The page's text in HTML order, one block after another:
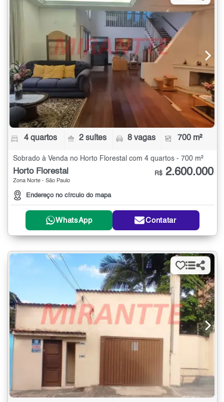
4 quartos 2 suítes 8 vagas 700 m²
Sobrado à Venda no Horto Florestal com 4 quartos - 700 m²
Horto Florestal
Zona Norte - São Paulo
Endereço no círculo do mapa
R$ 2.600.000
WhatsApp Contatar